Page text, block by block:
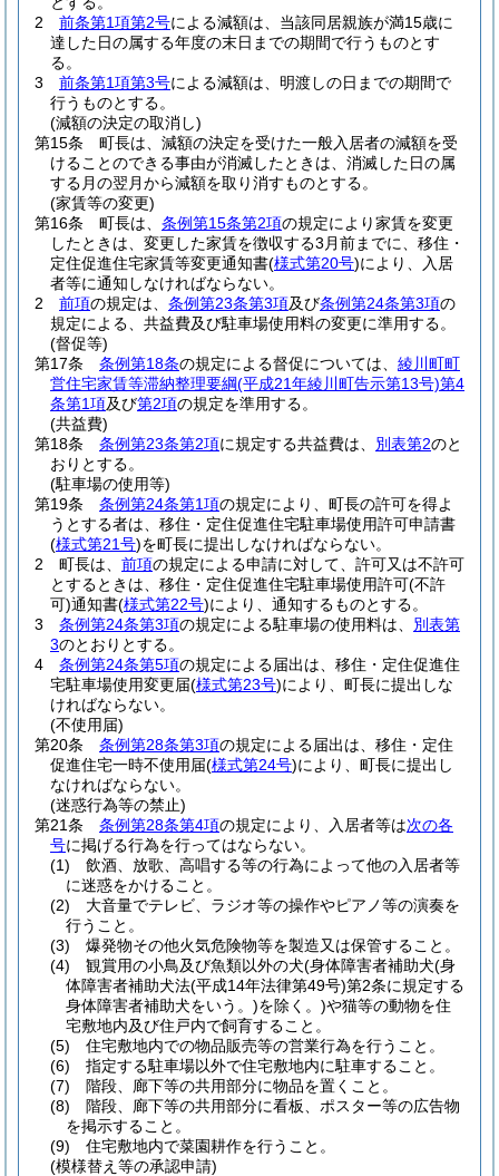
2
前条第1項第2号による減額は、当該同居親族が満15歳に
達した日の属する年度の末日までの期間で行うものとす
る。
3
前条第1項第3号による減額は、明渡しの日までの期間で
行うものとする。
(減額の決定の取消し)
第15条
町長は、減額の決定を受けた一般入居者の減額を受
けることのできる事由が消滅したときは、消滅した日の属
する月の翌月から減額を取り消すものとする。
(家賃等の変更)
第16条
町長は、 条例第15条第2項の規定により家賃を変更
したときは、変更した家賃を徴収する3月前までに、移住・
定住促進住宅家賃等変更通知書(様式第20号)により、入居
者等に通知しなければならない。
2
前項の規定は、 条例第23条第3項及び条例第24条第3項の
規定による、共益費及び駐車場使用料の変更に準用する。
(督促等)
第17条
条例第18条の規定による督促については、 綾川町町
営住宅家賃等滞納整理要綱(平成21年綾川町告示第13号)第4
条第1項及び第2項の規定を準用する。
(共益費)
第18条
条例第23条第2項に規定する共益費は、 別表第2のと
おりとする。
(駐車場の使用等)
第19条
条例第24条第1項の規定により、町長の許可を得よ
うとする者は、移住・定住促進住宅駐車場使用許可申請書
(様式第21号)を町長に提出しなければならない。
2
町長は、 前項の規定による申請に対して、許可又は不許可
とするときは、移住・定住促進住宅駐車場使用許可(不許
可)通知書(様式第22号)により、通知するものとする。
3
条例第24条第3項の規定による駐車場の使用料は、 別表第
3のとおりとする。
4
条例第24条第5項の規定による届出は、移住・定住促進住
宅駐車場使用変更届(様式第23号)により、町長に提出しな
ければならない。
(不使用届)
第20条
条例第28条第3項の規定による届出は、移住・定住
促進住宅一時不使用届(様式第24号)により、町長に提出し
なければならない。
(迷惑行為等の禁止)
第21条
条例第28条第4項の規定により、入居者等は次の各
号に掲げる行為を行ってはならない。
(1)
飲酒、放歌、高唱する等の行為によって他の入居者等
に迷惑をかけること。
(2)
大音量でテレビ、ラジオ等の操作やピアノ等の演奏を
行うこと。
(3)
爆発物その他火気危険物等を製造又は保管すること。
(4)
観賞用の小鳥及び魚類以外の犬(身体障害者補助犬(身
体障害者補助犬法(平成14年法律第49号)第2条に規定する
身体障害者補助犬をいう。)を除く。)や猫等の動物を住
宅敷地内及び住戸内で飼育すること。
(5)
住宅敷地内での物品販売等の営業行為を行うこと。
(6)
指定する駐車場以外で住宅敷地内に駐車すること。
(7)
階段、廊下等の共用部分に物品を置くこと。
(8)
階段、廊下等の共用部分に看板、ポスター等の広告物
を掲示すること。
(9)
住宅敷地内で菜園耕作を行うこと。
(模様替え等の承認申請)